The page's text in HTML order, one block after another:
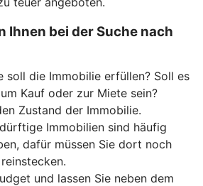
Ihnen bei der Suche nach
soll die Immobilie erfüllen? Soll es
Kauf oder zur Miete sein?
Zustand der Immobilie.
Immobilien sind häufig
dafür müssen Sie dort noch
und lassen Sie neben dem